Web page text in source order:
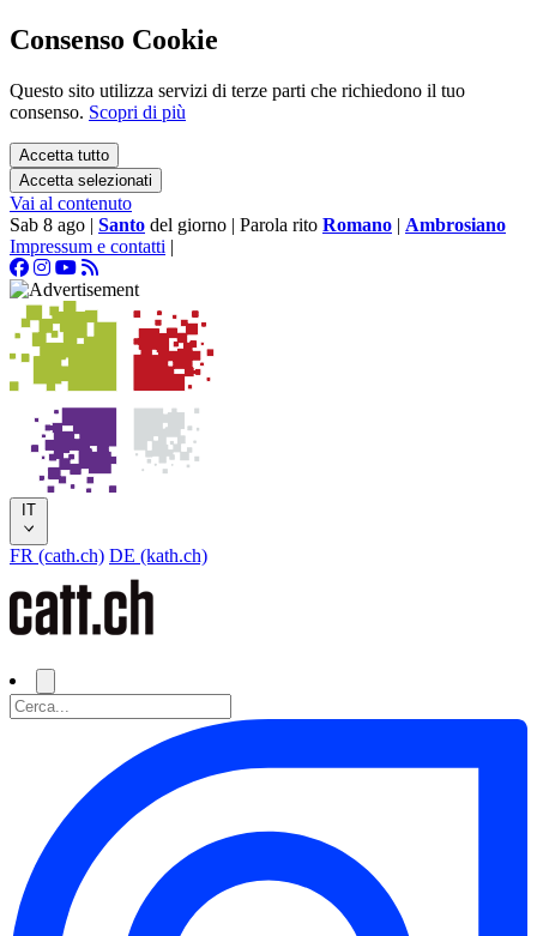
Consenso Cookie
Questo sito utilizza servizi di terze parti che richiedono il tuo
consenso. Scopri di più
Accetta tutto
Accetta selezionati
Vai al contenuto
Sab 8 ago | Santo del giorno | Parola rito Romano | Ambrosiano
Impressum e contatti |
IT
FR (cath.ch) DE (kath.ch)